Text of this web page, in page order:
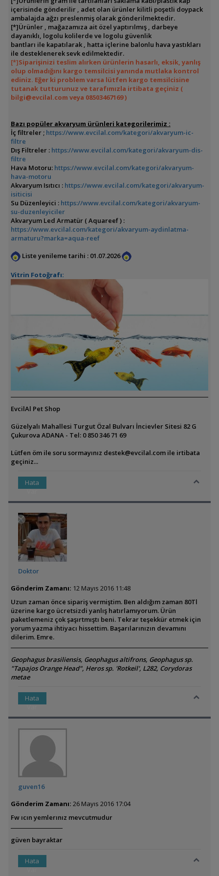
içerisinde gönderilir , adet olan ürünler kilitli poşetli doypack
ambalajda ağzı preslenmiş olarak gönderilmektedir.
[*]Ürünler , mağazamıza ait özel yaptırılmış , darbeye
dayanıklı, logolu kolilerde ve logolu güvenlik
bantları ile kapatılarak , hatta içlerine balonlu hava yastıkları
ile desteklenerek sevk edilmektedir.
[*]Siparişinizi teslim alırken ürünlerin hasarlı, eksik, yanlış
olup olmadığını kargo temsilcisi yanında mutlaka kontrol
ediniz. Eğer ki problem varsa lütfen kargo temsilcisine
tutanak tutturunuz ve tarafımızla irtibata geçiniz (
bilgi@evcilal.com veya 08503467169 )
Bazı popüler akvaryum ürünleri kategorilerimiz :
İç filtreler ; https://www.evcilal.com/kategori/akvaryum-ic-
filtre
Dış Filtreler : https://www.evcilal.com/kategori/akvaryum-dis-
filtre
Hava Motoru: https://www.evcilal.com/kategori/akvaryum-
hava-motoru
Akvaryum Isıtıcı : https://www.evcilal.com/kategori/akvaryum-
isiticisi
Su Düzenleyici : https://www.evcilal.com/kategori/akvaryum-
su-duzenleyiciler
Akvaryum Led Armatür ( Aquareef ) :
https://www.evcilal.com/kategori/akvaryum-aydinlatma-
armaturu?marka=aqua-reef
Liste yenileme tarihi : 01.07.2026
Vitrin Fotoğrafı:
EvcilAl Pet Shop
Güzelyalı Mahallesi Turgut Özal Bulvarı İncievler Sitesi 82 G
Çukurova ADANA - Tel: 0 850 346 71 69
Lütfen öm ile soru sormayınız destek@evcilal.comile irtibata
geçiniz...
Hata
Var
Doktor
Gönderim Zamanı: 12 Mayıs 2016 11:48
Uzun zaman önce sipariş vermiştim. Ben aldığım zaman 80Tl
üzerine kargo ücretsizdi yanlış hatırlamıyorum. Ürün
paketlemeniz çok şaşırtmıştı beni. Tekrar teşekkür etmek için
yorum yazma ihtiyacı hissettim. Başarılarınızın devamını
dilerim. Emre.
Geophagus brasiliensis, Geophagus altifrons, Geophagus sp.
"Tapajos Orange Head", Heros sp. 'Rotkeil', L282, Corydoras
metae
Hata
Var
guven16
Gönderim Zamanı: 26 Mayıs 2016 17:04
Fw ıcın yemlerınız mevcutmudur
güven bayraktar
Hata
Var